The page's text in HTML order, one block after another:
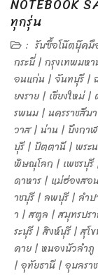
NOTEBOOK
ทุกรุ่น
: รับซื้อโน๊ตบุ๊คมื
กระบี่ | กรุงเทพม
อนแก่น | จันทบุรี |
ยงราย | เชียงใหม่
รพนม | นครราชสีม
วาส | น่าน | บึงกา
บุรี | ปัตตานี | พระ
พิษณุโลก | เพชรบุ
ดาหาร | แม่ฮ่องสอ
าชบุรี | ลพบุรี | ลำ
า | สตูล | สมุทรปร
ระบุรี | สิงห์บุรี | สุ
คาย | หนองบัวลำ
| อุทัยธานี | อุบลรา